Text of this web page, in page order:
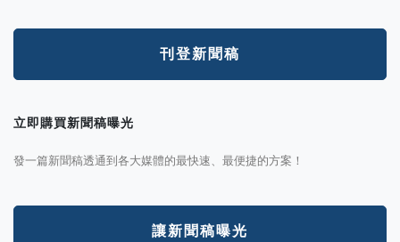
刊登新聞稿
立即購買新聞稿曝光
發一篇新聞稿透通到各大媒體的最快速、最便捷的方案！
讓新聞稿曝光